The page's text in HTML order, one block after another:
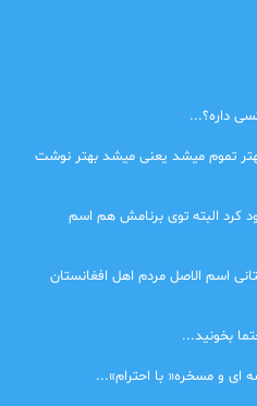
داره؟...
تموم میشد یعنی میشد بهتر نوشت
کرد البته توی برنامش هم اسم
اسم الاصل مردم اهل افغانستان
بخونید...
ای و مسخره« با احترام»...